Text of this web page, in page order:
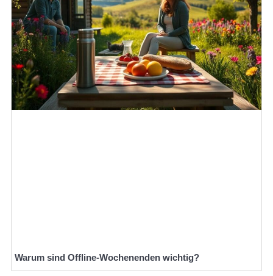
Warum sind Offline-Wochenenden wichtig?